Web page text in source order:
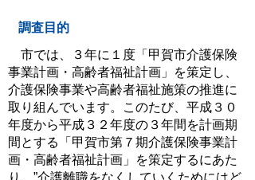
調査目的
市では、３年に１度「甲賀市介護保険
事業計画・高齢者福祉計画」を策定し、
介護保険事業や高齢者福祉施策の推進に
取り組んでいます。このたび、平成３０
年度から平成３２年度の３年間を計画期
間とする「甲賀市第７期介護保険事業計
画・高齢者福祉計画」を策定するにあた
り、”介護離職をなくしていくためにはど